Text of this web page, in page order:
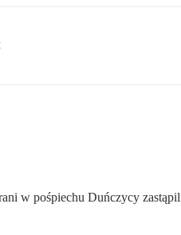
w pośpiechu Duńczycy